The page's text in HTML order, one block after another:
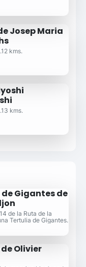
Josep Maria
kms.
kms.
Gigantes de
de la Ruta de la
Tertulia de Gigantes.
Olivier